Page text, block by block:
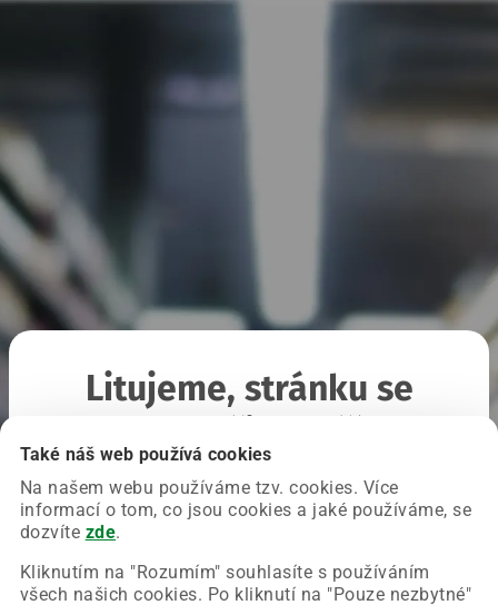
Také náš web používá cookies
Na našem webu používáme tzv. cookies. Více
informací o tom, co jsou cookies a jaké používáme, se
dozvíte zde.
Kliknutím na "Rozumím" souhlasíte s používáním
všech našich cookies. Po kliknutí na "Pouze nezbytné"
Litujeme, stránku se
Chyba nastala na naší straně a už ji opravujeme.
Zkuste prosím znovu načíst požadovanou stránku.